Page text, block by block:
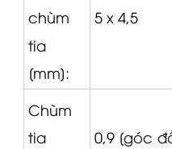
chùm
tia
[mm]:
5 x 4,5
Chùm
tia
0,9 [góc